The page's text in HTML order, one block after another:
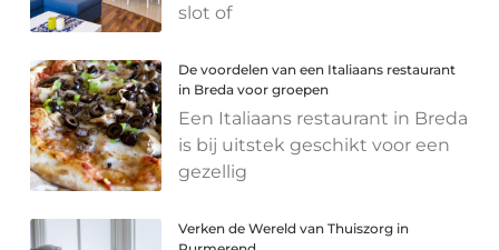
slot of
De voordelen van een Italiaans restaurant
in Breda voor groepen
Een Italiaans restaurant in Breda
is bij uitstek geschikt voor een
gezellig
Verken de Wereld van Thuiszorg in